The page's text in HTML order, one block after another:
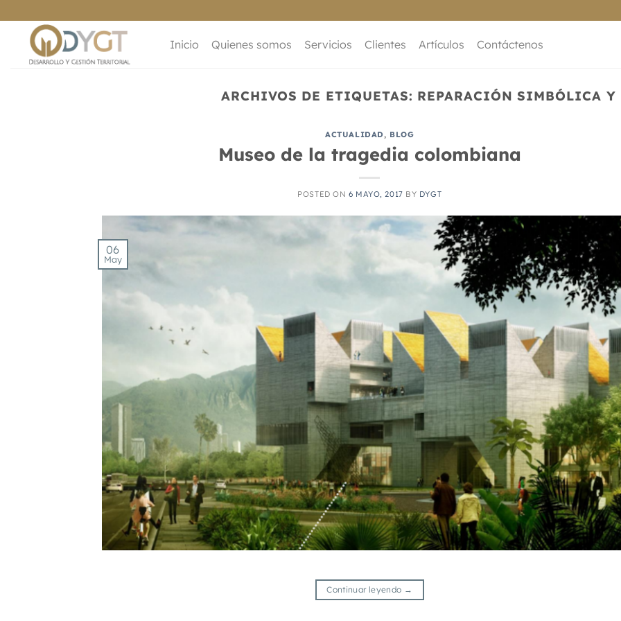
al
contenido
Inicio Quienes somos Servicios Clientes Artículos Contáctenos
ARCHIVOS DE ETIQUETAS: REPARACIÓN SIMBÓLICA Y
ACTUALIDAD, BLOG
Museo de la tragedia colombiana
POSTED ON 6 MAYO, 2017 BY DYGT
06
May
Continuar leyendo →